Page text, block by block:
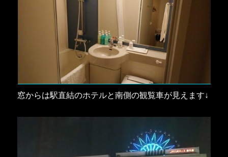
窓からは駅直結のホテルと南側の観覧車が見えます↓